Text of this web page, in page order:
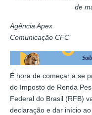
de
Agência Apex
Comunicação CFC
É hora de começar a se
do Imposto de Renda
Federal do Brasil (RFB)
declaração e dar início